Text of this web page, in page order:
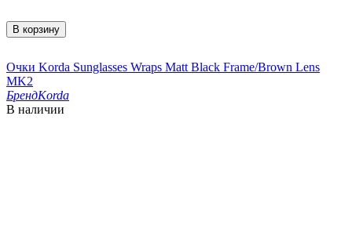
В корзину
Очки Korda Sunglasses Wraps Matt Black Frame/Brown Lens
MK2
БрендKorda
В наличии